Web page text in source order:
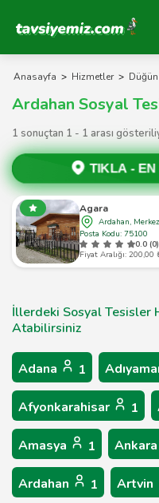
Tavsiyemiz Anasayfa
Anasayfa > Hizmetler > Düğün
Ardahan Sosyal
1 sonuçtan 1 - 1 arası
TIKLA -
Agara
Ardahan, Merkez
Posta Kodu: 75100
0.0 (0)
Fiyat Aralığı:
İllerdeki Sosyal Tesisler
Atabilirsiniz
Adana 1
Afyonkarahisar 1
Amasya 1 Ankara
Ardahan 1 Artvin